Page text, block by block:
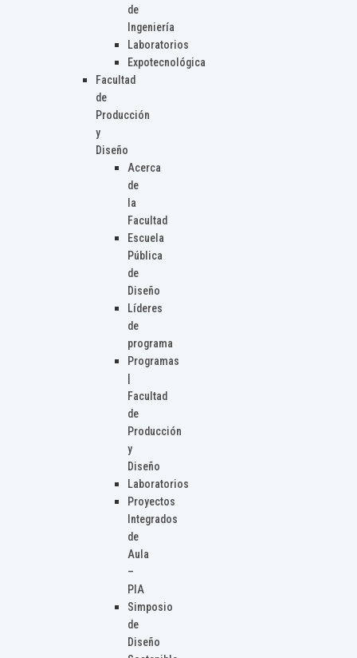
de
Ingeniería
Laboratorios
Expotecnológica
Facultad
de
Producción
y
Diseño
Acerca
de
la
Facultad
Escuela
Pública
de
Diseño
Líderes
de
programa
Programas
Facultad
de
Producción
y
Diseño
Laboratorios
Proyectos
Integrados
de
Aula
–
PIA
Simposio
de
Diseño